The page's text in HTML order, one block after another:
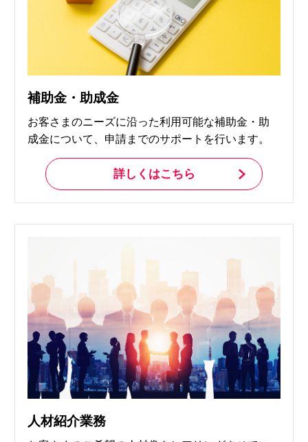
補助金・助成金
お客さまのニーズに沿った利用可能な補助金・助
成金について、申請までのサポートを行います。
詳しくはこちら
人材紹介業務